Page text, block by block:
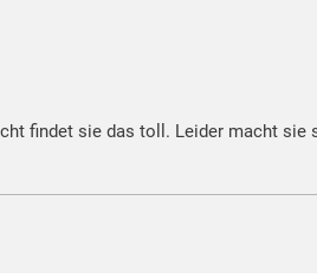
findet sie das toll. Leider macht